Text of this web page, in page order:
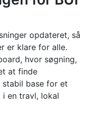
opdateret, så
er klare for alle.
hvor søgning,
at finde
stabil base for et
i en travl, lokal